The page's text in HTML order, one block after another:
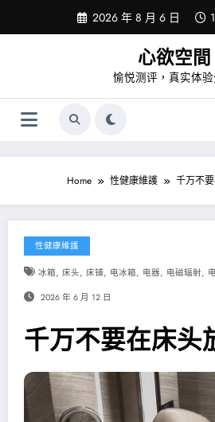
content
2026 年 8 月 6 日
心欲空間
愉悦测评，真实体
Home 性健康維護 千万不
性健康維護
冰箱, 床头, 床铺, 电冰箱, 电器, 电磁辐射,
2026 年 6 月 12 日
千万不要在床头